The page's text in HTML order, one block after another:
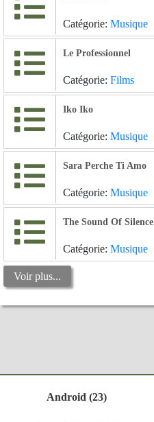
Catégorie: Musique
Le Professionnel
Catégorie: Films
Iko Iko
Catégorie: Musique
Sara Perche Ti Amo
Catégorie: Musique
The Sound Of Silence
Catégorie: Musique
Voir plus...
Android (23)